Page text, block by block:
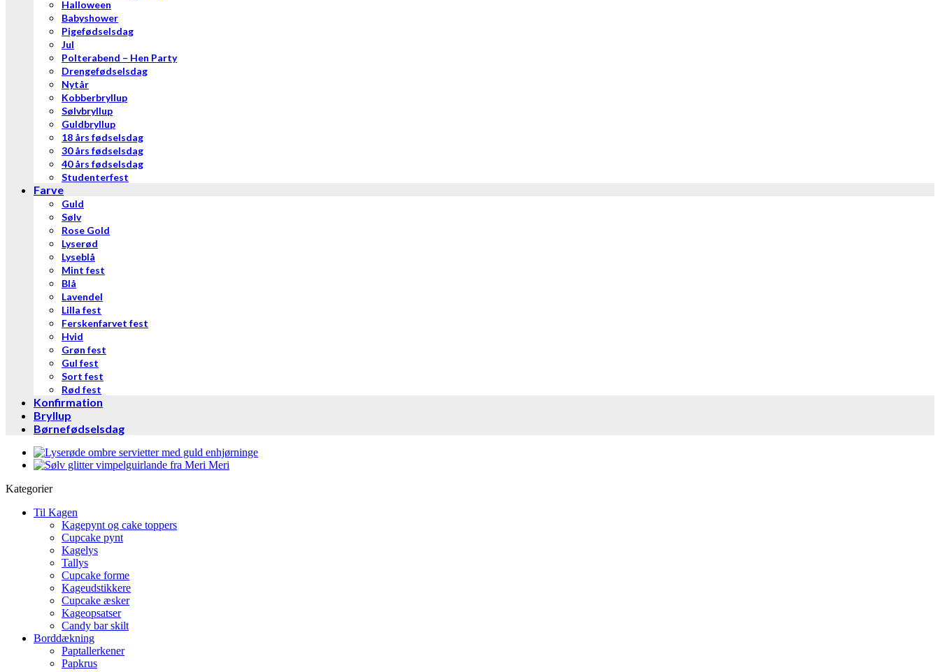
Halloween
Babyshower
Pigefødselsdag
Jul
Polterabend – Hen Party
Drengefødselsdag
Nytår
Kobberbryllup
Sølvbryllup
Guldbryllup
18 års fødselsdag
30 års fødselsdag
40 års fødselsdag
Studenterfest
Farve
Guld
Sølv
Rose Gold
Lyserød
Lyseblå
Mint fest
Blå
Lavendel
Lilla fest
Ferskenfarvet fest
Hvid
Grøn fest
Gul fest
Sort fest
Rød fest
Konfirmation
Bryllup
Børnefødselsdag
Kategorier
Til Kagen
Kagepynt og cake toppers
Cupcake pynt
Kagelys
Tallys
Cupcake forme
Kageudstikkere
Cupcake æsker
Kageopsatser
Candy bar skilt
Borddækning
Paptallerkener
Papkrus